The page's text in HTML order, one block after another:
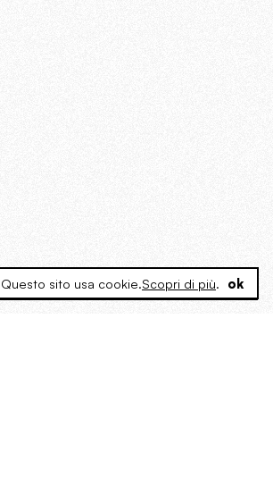
Questo sito usa cookie.Scopri di più. ok